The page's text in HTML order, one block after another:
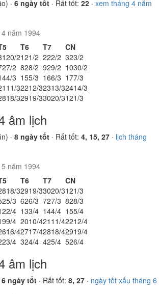
· 6 ngày tốt · Rất tốt: 22 · xem tháng 4 năm
năm 1994
T6 T7
CN
20/2121/2 222/2 323/2
27/2 828/2 929/2 1030/2
4/3 155/3 166/3 177/3
11/32212/32313/32414/3
18/32919/33020/3121/3
âm lịch
· 8 ngày tốt · Rất tốt: 4, 15, 27 · lịch tháng
năm 1994
T6 T7
CN
18/32919/33020/3121/3
25/3 626/3 727/3 828/3
2/4 133/4 144/4 155/4
9/4 2010/421 11/42212/4
16/42717/42818/42919/4
23/4 324/4 425/4 526/4
âm lịch
6 ngày tốt · Rất tốt: 8, 27 · ngày tốt xấu tháng 6